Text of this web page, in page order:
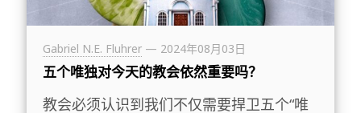
Gabriel N.E. Fluhrer — 2024年08月03日
五个唯独对今天的教会依然重要吗？
教会必须认识到我们不仅需要捍卫五个“唯